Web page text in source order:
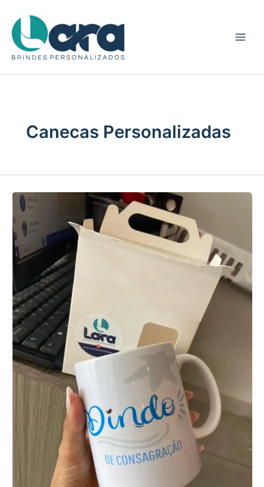
para
conteúdo
Canecas Personalizadas